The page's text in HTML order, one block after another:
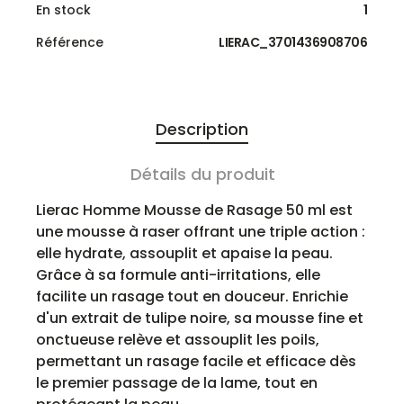
En stock
1
Référence
LIERAC_3701436908706
Description
Détails du produit
Lierac Homme Mousse de Rasage 50 ml est
une mousse à raser offrant une triple action :
elle hydrate, assouplit et apaise la peau.
Grâce à sa formule anti-irritations, elle
facilite un rasage tout en douceur. Enrichie
d'un extrait de tulipe noire, sa mousse fine et
onctueuse relève et assouplit les poils,
permettant un rasage facile et efficace dès
le premier passage de la lame, tout en